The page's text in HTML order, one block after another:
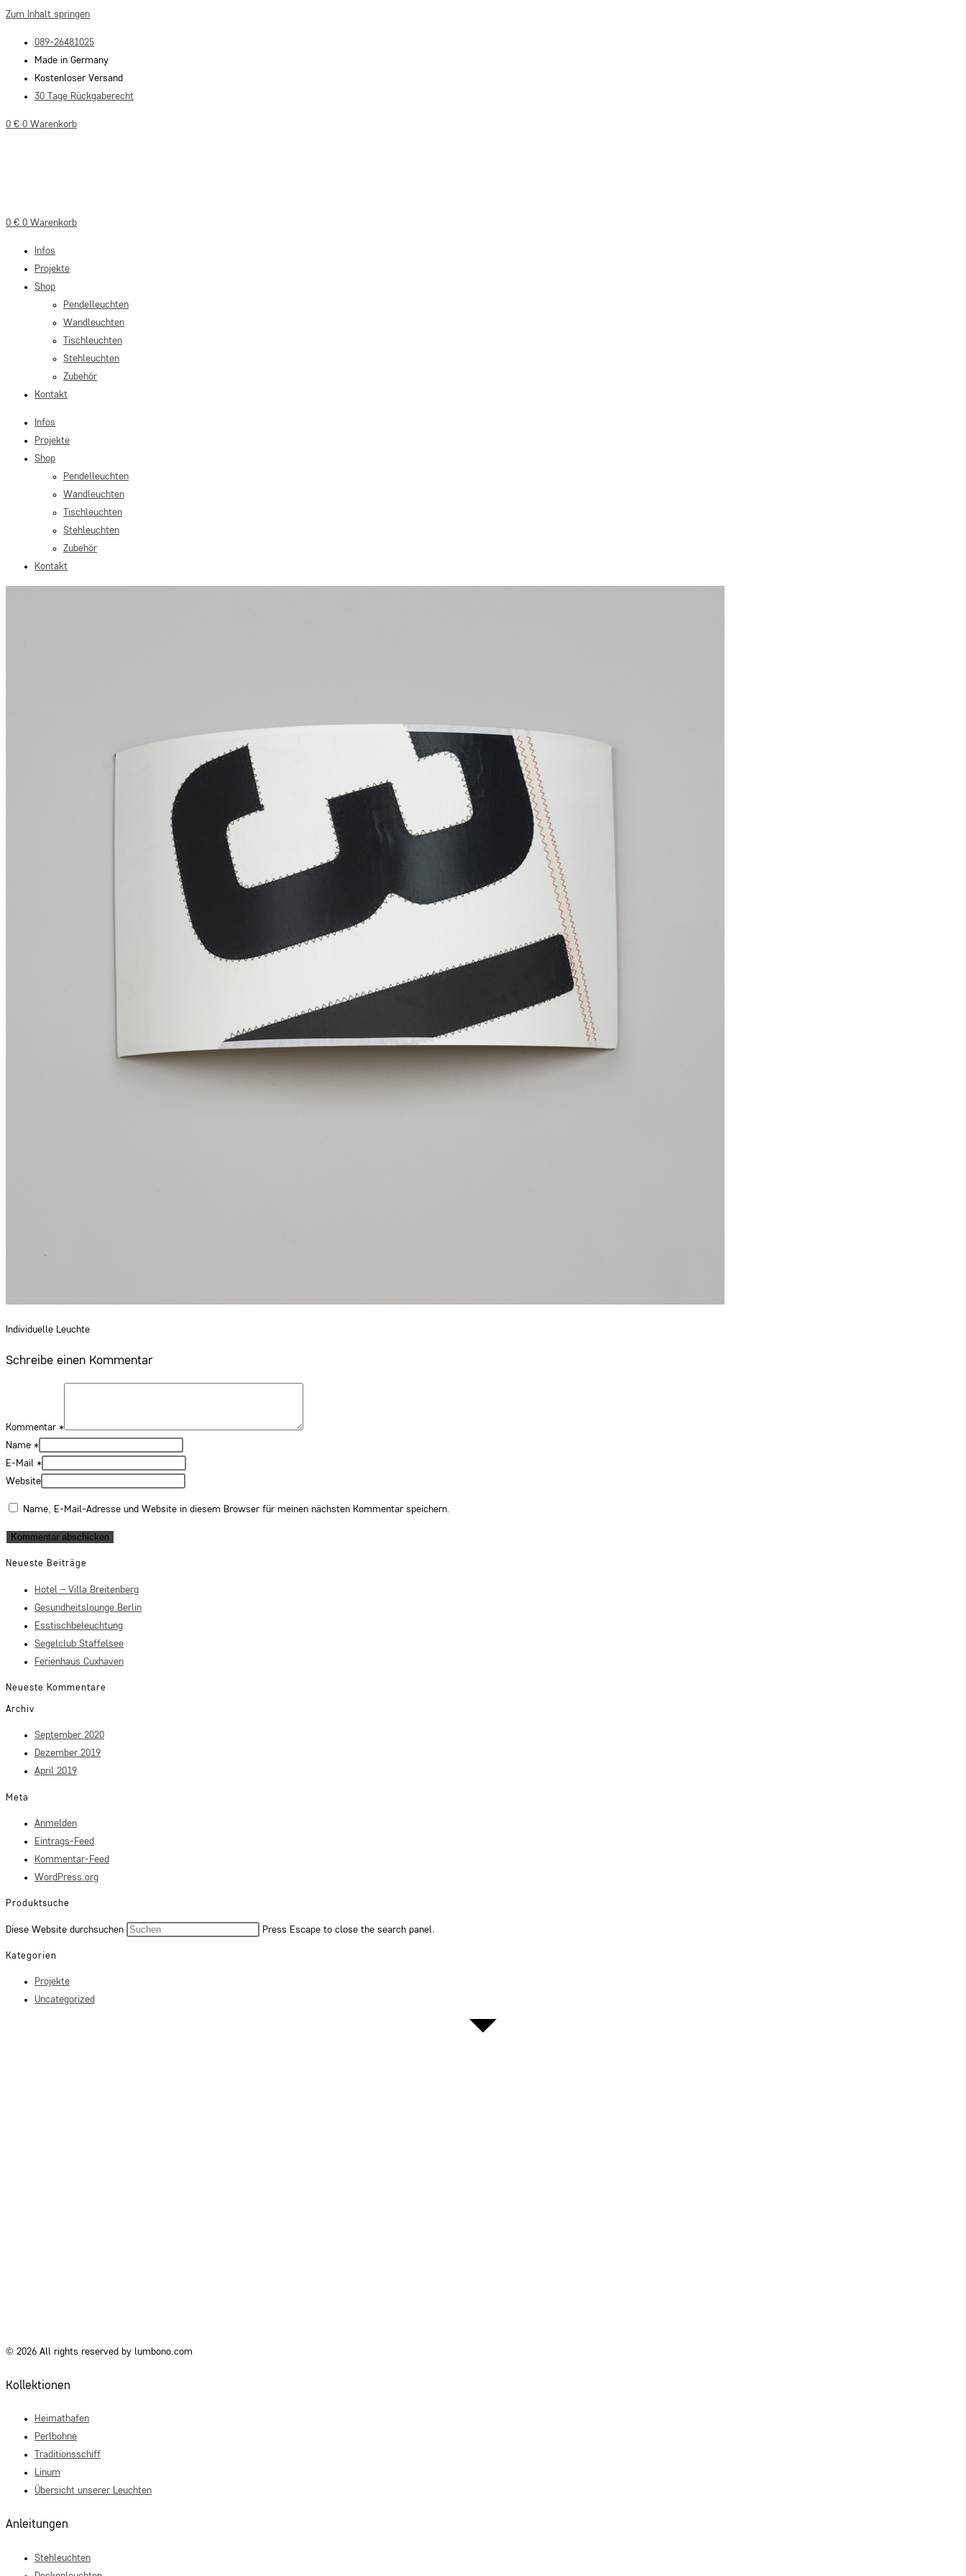
Zum Inhalt springen
089-26481025
Made in Germany
Kostenloser Versand
30 Tage Rückgaberecht
0 € 0 Warenkorb
0 € 0 Warenkorb
Infos
Projekte
Shop
Pendelleuchten
Wandleuchten
Tischleuchten
Stehleuchten
Zubehör
Kontakt
Infos
Projekte
Shop
Pendelleuchten
Wandleuchten
Tischleuchten
Stehleuchten
Zubehör
Kontakt
Individuelle Leuchte
Schreibe einen Kommentar
Kommentar *
Name *
E-Mail *
Website
Name, E-Mail-Adresse und Website in diesem Browser für meinen nächsten Kommentar speichern.
Neueste Beiträge
Hotel – Villa Breitenberg
Gesundheitslounge Berlin
Esstischbeleuchtung
Segelclub Staffelsee
Ferienhaus Cuxhaven
Neueste Kommentare
Archiv
September 2020
Dezember 2019
April 2019
Meta
Anmelden
Eintrags-Feed
Kommentar-Feed
WordPress.org
Produktsuche
Diese Website durchsuchen Press Escape to close the search panel.
Kategorien
Projekte
Uncategorized
© 2026 All rights reserved by lumbono.com
Kollektionen
Heimathafen
Perlbohne
Traditionsschiff
Linum
Übersicht unserer Leuchten
Anleitungen
Stehleuchten